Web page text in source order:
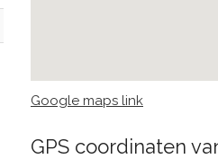
Google maps link
GPS coordinaten